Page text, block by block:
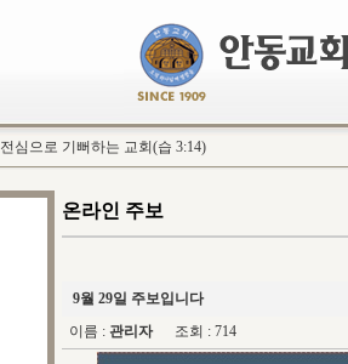
전심으로 기뻐하는 교회(습 3:14)
온라인 주보
9월 29일 주보입니다
이름 : 관리자조회 : 714